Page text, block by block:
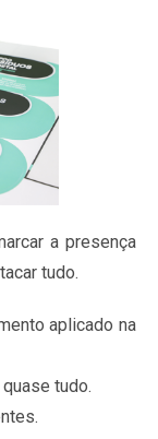
a presença
tudo.
aplicado na
tudo.